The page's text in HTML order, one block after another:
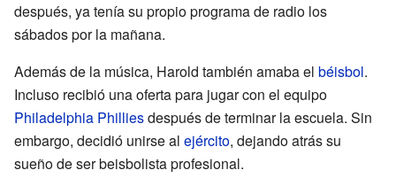
después, ya tenía su propio programa de radio los
sábados por la mañana.
Además de la música, Harold también amaba el béisbol.
Incluso recibió una oferta para jugar con el equipo
Philadelphia Philliesdespués de terminar la escuela. Sin
embargo, decidió unirse al ejército, dejando atrás su
sueño de ser beisbolista profesional.